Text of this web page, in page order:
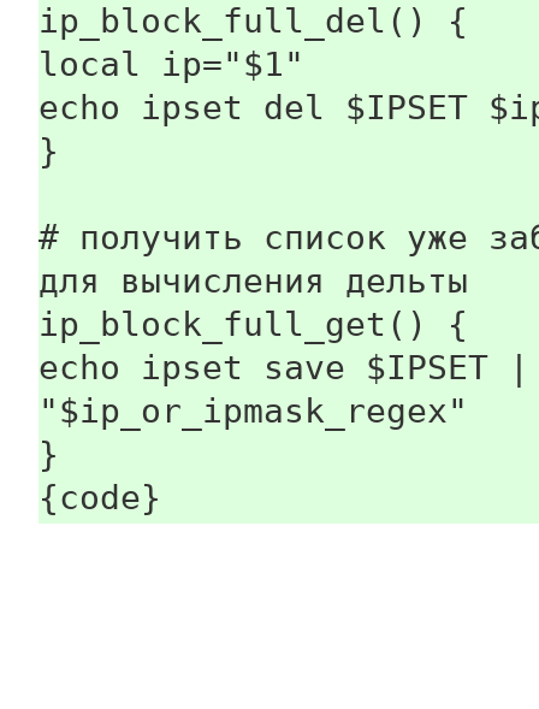
ip_block_full_del() {
local ip="$1"
echo ipset del $IPSET
}
# получить список уже
для вычисления дельты
ip_block_full_get() {
echo ipset save $IPSET
"$ip_or_ipmask_regex"
}
{code}